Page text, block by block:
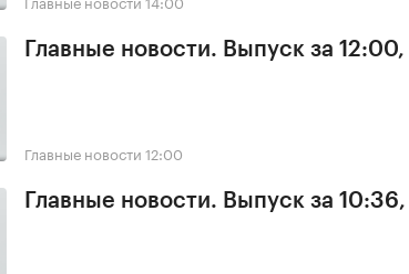
Главные новости. Выпуск за
Главные новости 12:00
Главные новости. Выпуск за